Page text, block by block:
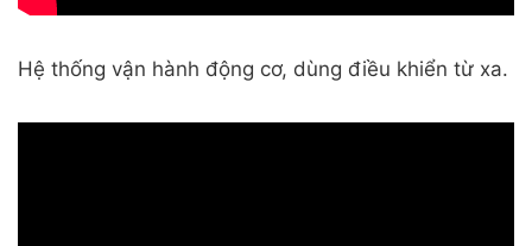
Hệ thống vận hành động cơ, dùng điều khiển từ xa.